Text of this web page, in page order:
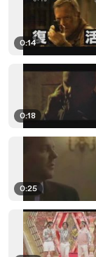
0:14
0:18
0:25